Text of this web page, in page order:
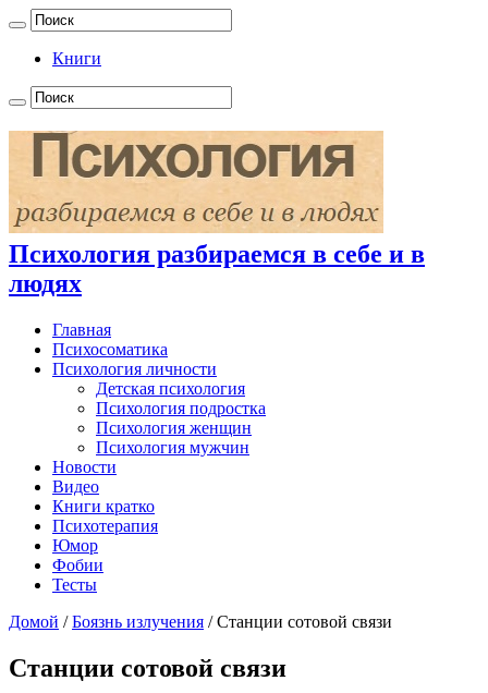
Книги
Психология разбираемся в себе и в
людях
Главная
Психосоматика
Психология личности
Детская психология
Психология подростка
Психология женщин
Психология мужчин
Новости
Видео
Книги кратко
Психотерапия
Юмор
Фобии
Тесты
Домой / Боязнь излучения / Станции сотовой связи
Станции сотовой связи